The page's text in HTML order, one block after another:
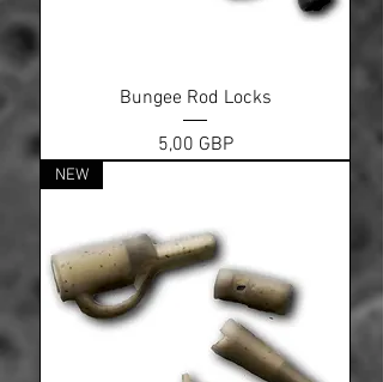
Bungee Rod Locks
Ціна
5,00 GBP
NEW